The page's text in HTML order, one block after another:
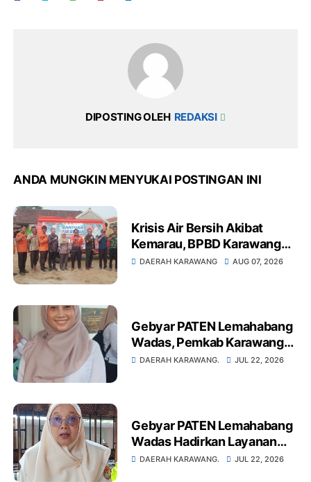
DIPOSTING OLEH REDAKSI
ANDA MUNGKIN MENYUKAI POSTINGAN INI
Krisis Air Bersih Akibat
Kemarau, BPBD Karawang
Bergerak Layani Warga
DAERAH KARAWANG AUG 07, 2026
Gebyar PATEN Lemahabang
Wadas, Pemkab Karawang
Salurkan Alat Bantu
DAERAH KARAWANG. JUL 22, 2026
Gebyar PATEN Lemahabang
Wadas Hadirkan Layanan
Lengkap, Pemeriksaan
DAERAH KARAWANG. JUL 22, 2026